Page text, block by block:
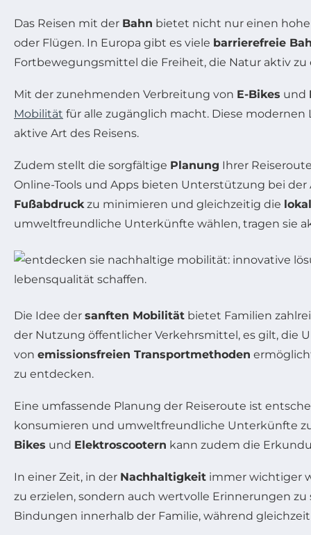
Das Reisen mit der Bahn bietet nicht nur einen
oder Flügen. In Europa gibt es viele barrierefreie
Fortbewegungsmittel die Freiheit, die Natur aktiv
Mit der zunehmenden Verbreitung von E-Bikes und
Mobilität für alle zugänglich macht. Diese
aktive Art des Reisens.
Zudem stellt die sorgfältige Planung Ihrer
Online-Tools und Apps bieten Unterstützung bei
Fußabdruckzu minimieren und gleichzeitig die
umweltfreundliche Unterkünfte wählen, tragen sie
Die Idee der sanften Mobilität bietet Familien
der Nutzung öffentlicher Verkehrsmittel, es gilt, die
von emissionsfreien Transportmethoden
zu entdecken.
Eine umfassende Planung der Reiseroute ist
konsumieren und umweltfreundliche Unterkünfte
Bikes und Elektroscootern kann zudem die
In einer Zeit, in der Nachhaltigkeit immer wichtiger
zu erzielen, sondern auch wertvolle Erinnerungen
Bindungen innerhalb der Familie, während